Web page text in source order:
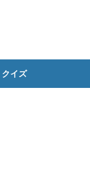
クイズ